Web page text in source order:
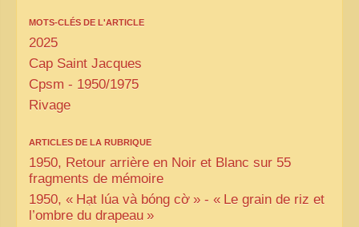
MOTS-CLÉS DE L'ARTICLE
2025
Cap Saint Jacques
Cpsm - 1950/1975
Rivage
ARTICLES DE LA RUBRIQUE
1950, Retour arrière en Noir et Blanc sur 55
fragments de mémoire
1950, « Hạt lúa và bóng cờ » - « Le grain de riz et
l’ombre du drapeau »